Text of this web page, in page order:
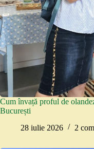
Cum învață proful de
București
28 iulie 2026
2